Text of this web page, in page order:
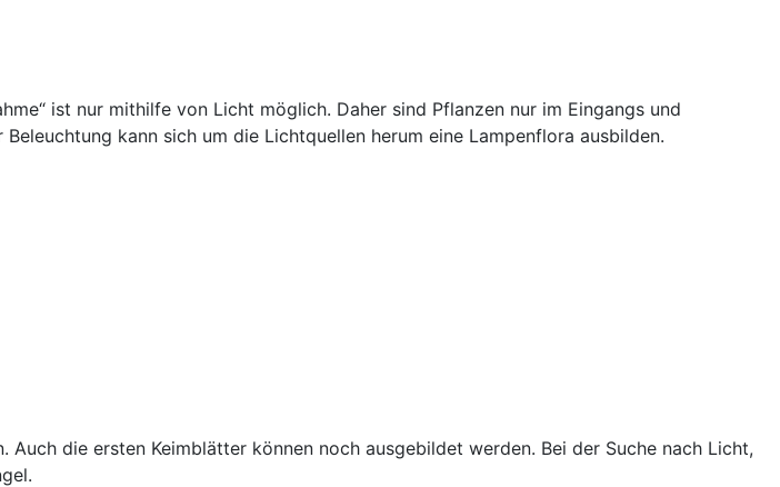
ist nur mithilfe von Licht möglich. Daher sind Pflanzen nur im Eingangs und
kann sich um die Lichtquellen herum eine Lampenflora ausbilden.
die ersten Keimblätter können noch ausgebildet werden. Bei der Suche nach Licht,